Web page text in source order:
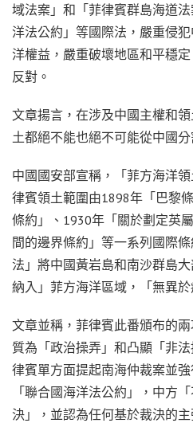
域法案」和「菲律賓群島海道
洋法公約」等國際法，嚴重侵
洋權益，嚴重破壞地區和平穩
反對。
文章揚言，在涉及中國主權和
土都絕不能也絕不可能從中國分
中國國安部宣稱，「菲方海洋
律賓領土範圍由1898年「巴黎
條約」、1930年「關於劃定英
間的邊界條約」等一系列國際
法」將中國黃岩島和南沙群島
納入」菲方海洋區域，「無異於
文章並稱，菲律賓此番頒布的
質為「政治操弄」和凸顯「非
律賓單方面提起南海仲裁案並
「聯合國海洋法公約」，中方
決」，並認為任何基於裁決的